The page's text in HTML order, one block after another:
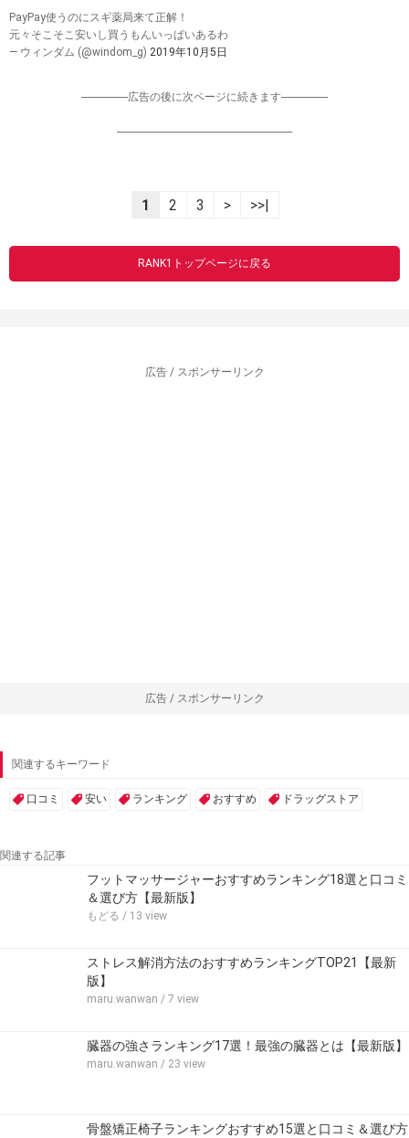
PayPay使うのにスギ薬局来て正解！
元々そこそこ安いし買うもんいっぱいあるわ
— ウィンダム (@windom_g) 2019年10月5日
-----------------広告の後に次ページに続きます-----------------
----------------------------------------------------------------
1 2 3 > >>|
RANK1トップページに戻る
広告 / スポンサーリンク
広告 / スポンサーリンク
関連するキーワード
口コミ 安い ランキング おすすめ ドラッグストア
関連する記事
フットマッサージャーおすすめランキング18選と口コミ
＆選び方【最新版】
もどる / 13 view
ストレス解消方法のおすすめランキングTOP21【最新
版】
maru.wanwan / 7 view
臓器の強さランキング17選！最強の臓器とは【最新版】
maru.wanwan / 23 view
骨盤矯正椅子ランキングおすすめ15選と口コミ＆選び方